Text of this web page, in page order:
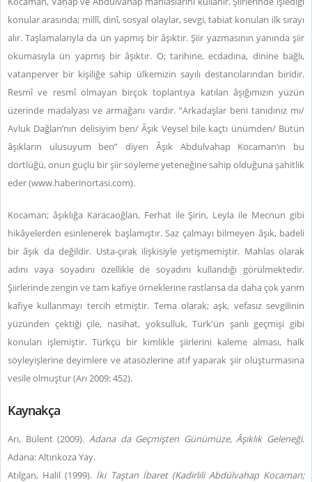
konular arasında; millî, dinî, sosyal olaylar, sevgi, tabiat konuları ilk sırayı
alır. Taşlamalarıyla da ün yapmış bir âşıktır. Şiir yazmasının yanında şiir
okumasıyla ün yapmış bir âşıktır. O; tarihine, ecdadına, dinine bağlı,
vatanperver bir kişiliğe sahip ülkemizin sayılı destancılarından biridir.
Resmî ve resmî olmayan birçok toplantıya katılan âşığımızın yüzün
üzerinde madalyası ve armağanı vardır. “Arkadaşlar beni tanıdınız mı/
Avluk Dağları’nın delisiyim ben/ Âşık Veysel bile kaçtı ünümden/ Bütün
âşıkların ulusuyum ben” diyen Âşık Abdulvahap Kocaman’ın bu
dörtlüğü, onun güçlü bir şiir söyleme yeteneğine sahip olduğuna şahitlik
eder (www.haberinortasi.com).
Kocaman; âşıklığa Karacaoğlan, Ferhat ile Şirin, Leyla ile Mecnun gibi
hikâyelerden esinlenerek başlamıştır. Saz çalmayı bilmeyen âşık, badeli
bir âşık da değildir. Usta-çırak ilişkisiyle yetişmemiştir. Mahlas olarak
adını vaya soyadını özellikle de soyadını kullandığı görülmektedir.
Şiirlerinde zengin ve tam kafiye örneklerine rastlansa da daha çok yarım
kafiye kullanmayı tercih etmiştir. Tema olarak; aşk, vefasız sevgilinin
yüzünden çektiği çile, nasihat, yoksulluk, Türk'ün şanlı geçmişi gibi
konuları işlemiştir. Türkçü bir kimlikle şiirlerini kaleme alması, halk
söyleyişlerine deyimlere ve atasözlerine atıf yaparak şiir oluşturmasına
vesile olmuştur (Arı 2009: 452).
Kaynakça
Arı, Bülent (2009). Adana da Geçmişten Günümüze, Âşıklık Geleneği.
Adana: Altınkoza Yay.
Atılgan, Halil (1999). İki Taştan İbaret (Kadirlili Abdülvahap Kocaman;